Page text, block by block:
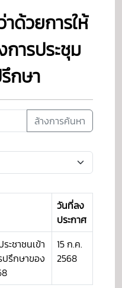
าด้วยการให้
การประชุม
กษา
ล้างการค้นหา
วันที่ลง
ประกาศ
ะชาชนเข้า
ปรึกษาของ
15 ก.ค.
2568